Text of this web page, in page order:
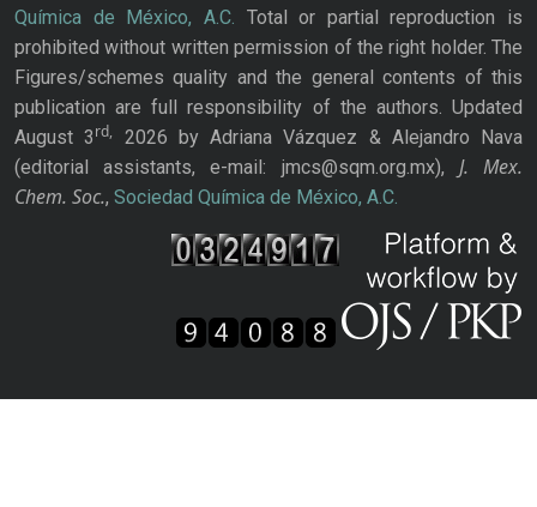
Química de México, A.C. Total or partial reproduction is
prohibited without written permission of the right holder. The
Figures/schemes quality and the general contents of this
publication are full responsibility of the authors. Updated
August 3rd,
2026 by Adriana Vázquez & Alejandro Nava
(editorial assistants, e-mail: jmcs@sqm.org.mx), J. Mex.
Chem. Soc., Sociedad Química de México, A.C.